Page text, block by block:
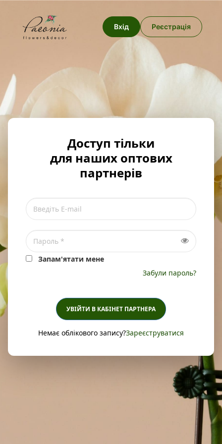
Вхід Реєстрація
Доступ тільки
для наших оптових
партнерів
Запам'ятати мене
Забули пароль?
УВІЙТИ В КАБІНЕТ ПАРТНЕРА
Немає облікового запису?Зареєструватися